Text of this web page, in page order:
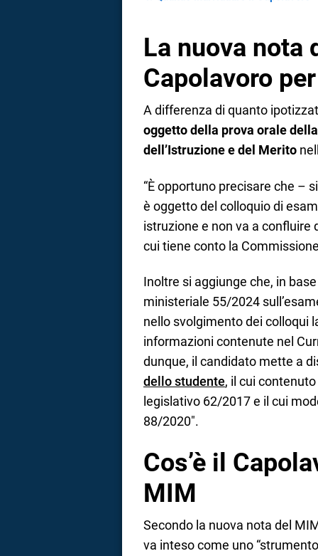
La nuova nota
Capolavoro
A differenza di quanto
oggetto della prova orale
dell’Istruzione e del Merito
“È opportuno precisare che –
è oggetto del colloquio di
istruzione e non va a
cui tiene conto la
Inoltre si aggiunge che, in
ministeriale 55/2024
nello svolgimento dei colloqui
informazioni contenute nel
dunque, il candidato mette a
dello studente, il cui
legislativo 62/2017 e il cui
88/2020″.
Cos’è il
MIM
Secondo la nuova nota del
va inteso come uno